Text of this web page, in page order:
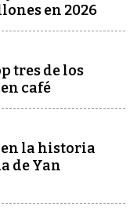
en 2026
tres de los
café
en la historia
de Yan